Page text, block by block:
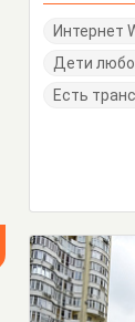
Интернет
Дети
Есть